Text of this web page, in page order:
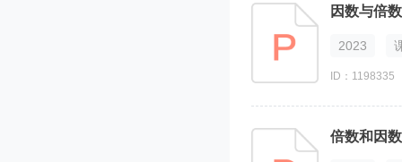
因数与倍数
2023
ID：1198335
倍数和因